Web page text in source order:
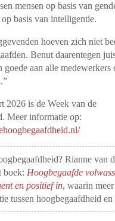
mensen op basis van
basis van intelligentie.
hoeven zich niet
Benut daarentegen
aan alle medewerkers
2026 is de Week van de
Meer informatie op:
Rianne van
boek: Hoogbegaafde
en positief in, waarin
tussen hoogbegaafdheid